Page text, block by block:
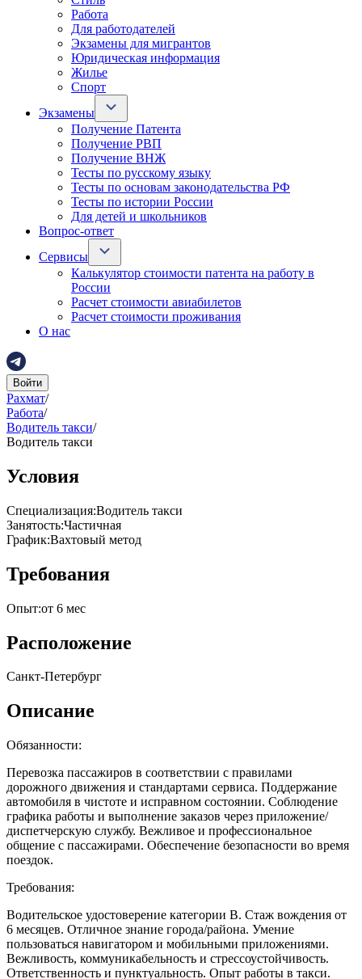
Работа
Для работодателей
Экзамены для мигрантов
Юридическая информация
Жилье
Спорт
Экзамены
Получение Патента
Получение РВП
Получение ВНЖ
Тесты по русскому языку
Тесты по основам законодательства РФ
Тесты по истории России
Для детей и школьников
Вопрос-ответ
Сервисы
Калькулятор стоимости патента на работу в
России
Расчет стоимости авиабилетов
Расчет стоимости проживания
О нас
Войти
Рахмат/
Работа/
Водитель такси/
Водитель такси
Условия
Специализация:Водитель такси
Занятость:Частичная
График:Вахтовый метод
Требования
Опыт:от 6 мес
Расположение
Санкт-Петербург
Описание
Обязанности:
Перевозка пассажиров в соответствии с правилами
дорожного движения и стандартами сервиса. Поддержание
автомобиля в чистоте и исправном состоянии. Соблюдение
графика работы и выполнение заказов через приложение/
диспетчерскую службу. Вежливое и профессиональное
общение с пассажирами. Обеспечение безопасности во время
поездок.
Требования:
Водительское удостоверение категории B. Стаж вождения от
6 месяцев. Отличное знание города/района. Умение
пользоваться навигатором и мобильными приложениями.
Вежливость, коммуникабельность и стрессоустойчивость.
Ответственность и пунктуальность. Опыт работы в такси.